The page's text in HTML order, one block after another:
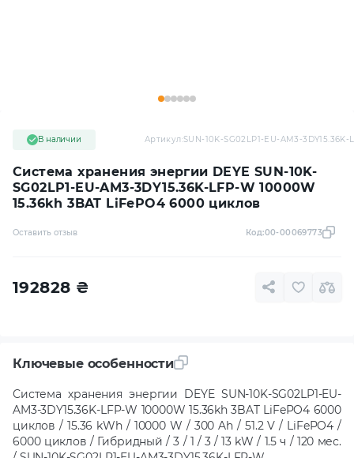
Система хранения энергии DEYE SUN-10K-
SG02LP1-EU-AM3-3DY15.36K-LFP-W 10000W
15.36kh 3BAT LiFePO4 6000 циклов
В наличии Артикул:SUN-10K-SG02LP1-EU-AM3-3DY15.36K-
Оставить отзыв Код:00-00069773
192828 ₴
Ключевые особенности
Система хранения энергии DEYE SUN-10K-SG02LP1-EU-
AM3-3DY15.36K-LFP-W 10000W 15.36kh 3BAT LiFePO4 6000
циклов / 15.36 kWh / 10000 W / 300 Ah / 51.2 V / LiFePO4 /
6000 циклов / Гибридный / 3 / 1 / 3 / 13 kW / 1.5 ч / 120 мес.